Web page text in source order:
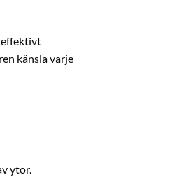
effektivt
känsla varje
ytor.